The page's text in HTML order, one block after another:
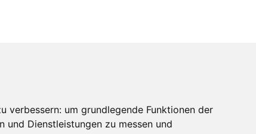
verbessern: um grundlegende Funktionen der
und Dienstleistungen zu messen und